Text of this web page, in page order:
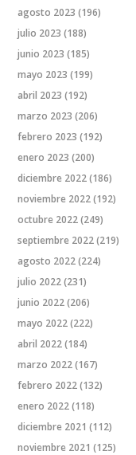
agosto 2023 (196)
julio 2023 (188)
junio 2023 (185)
mayo 2023 (199)
abril 2023 (192)
marzo 2023 (206)
febrero 2023 (192)
enero 2023 (200)
diciembre 2022(186)
noviembre 2022(192)
octubre 2022(249)
septiembre 2022(219)
agosto 2022(224)
julio 2022(231)
junio 2022(206)
mayo 2022(222)
abril 2022(184)
marzo 2022(167)
febrero 2022(132)
enero 2022(118)
diciembre 2021 (112)
noviembre 2021 (125)